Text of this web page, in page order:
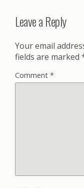
Leave a Reply
Your email
fields are marked
Comment *